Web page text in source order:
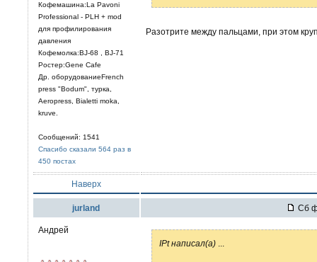
Кофемашина:La Pavoni
Professional - PLH + mod
для профилирования
давления
Кофемолка:BJ-68 , BJ-71
Ростер:Gene Cafe
Др. оборудованиеFrench
press "Bodum", турка,
Aeropress, Bialetti moka,
kruve.
Сообщений: 1541
Спасибо сказали 564 раз в
450 постах
Разотрите между пальцами, при этом
Наверх
jurland Сб
Андрей
IPt написал(а)